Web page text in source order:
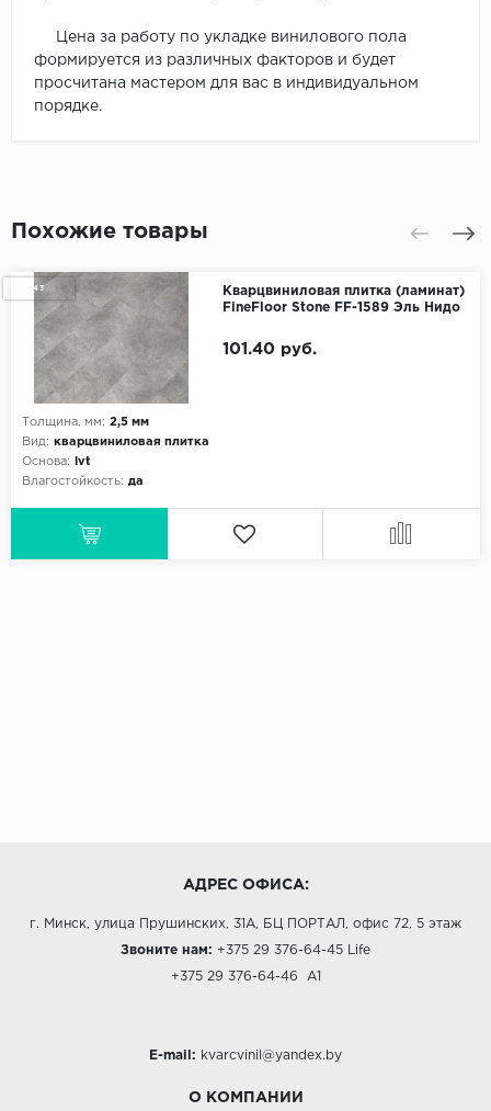
Цена за работу по укладке винилового пола
формируется из различных факторов и будет
просчитана мастером для вас в индивидуальном
порядке.
Похожие товары
43
Кварцвиниловая плитка (ламинат)
FineFloor Stone FF-1589 Эль Нидо
Толщина, мм: 2,5 мм
Вид: кварцвиниловая плитка
Основа:
lvt
Влагостойкость: да
101.40 руб.
АДРЕС ОФИСА:
г. Минск, улица Прушинских, 31А, БЦ ПОРТАЛ, офис 72, 5 этаж
Звоните нам: +375 29 376-64-45 Life
+375 29 376-64-46 A1
E-mail: kvarcvinil@yandex.by
О КОМПАНИИ